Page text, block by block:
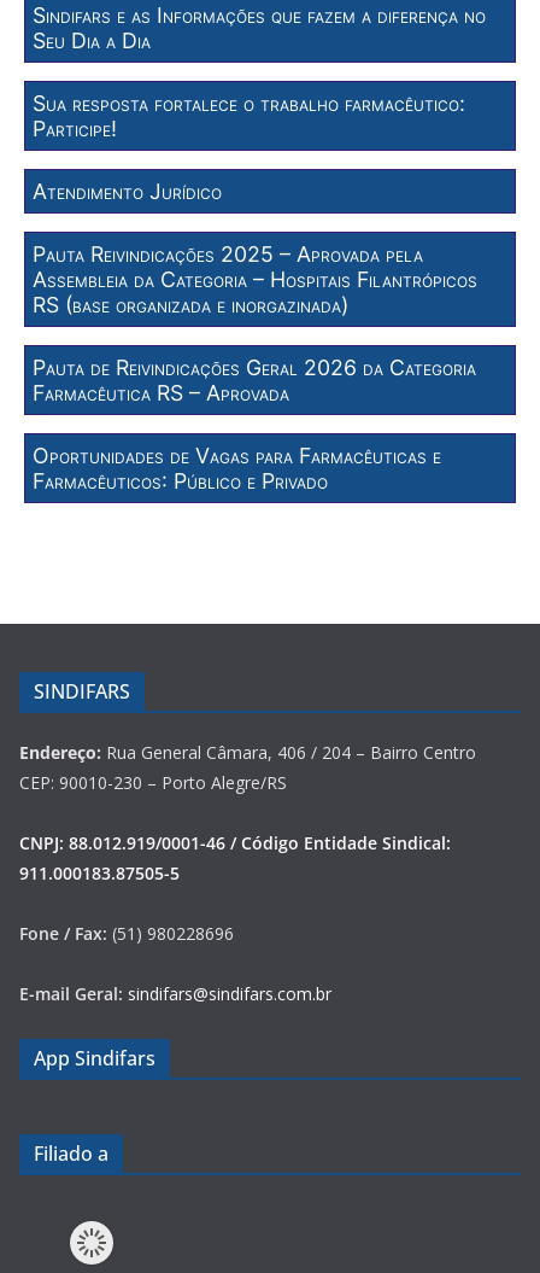
Sindifars e as Informações que fazem a diferença no
Seu Dia a Dia
Sua resposta fortalece o trabalho farmacêutico:
Participe!
Atendimento Jurídico
Pauta Reivindicações 2025 – Aprovada pela
Assembleia da Categoria – Hospitais Filantrópicos
RS (base organizada e inorgazinada)
Pauta de Reivindicações Geral 2026 da Categoria
Farmacêutica RS – Aprovada
Oportunidades de Vagas para Farmacêuticas e
Farmacêuticos: Público e Privado
SINDIFARS
Endereço: Rua General Câmara, 406 / 204 – Bairro Centro
CEP: 90010-230 – Porto Alegre/RS
CNPJ: 88.012.919/0001-46 / Código Entidade Sindical:
911.000183.87505-5
Fone / Fax: (51) 980228696
E-mail Geral: sindifars@sindifars.com.br
App Sindifars
Filiado a